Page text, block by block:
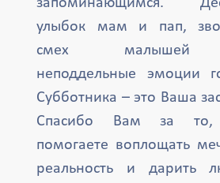
улыбок мам и пап,
смех
неподдельные эмоции
Субботника – это Ваша
Спасибо Вам за то,
помогаете воплощать
реальность и дарить